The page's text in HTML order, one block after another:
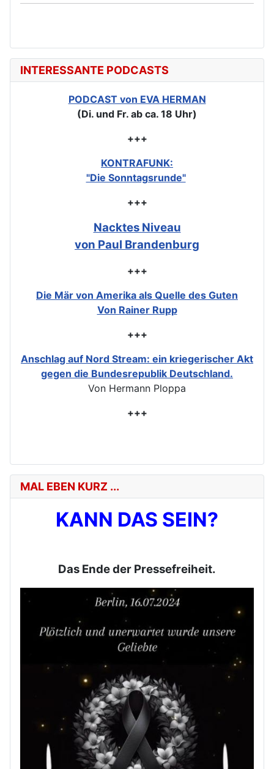
INTERESSANTE PODCASTS
PODCAST von EVA HERMAN
(Di. und Fr. ab ca. 18 Uhr)
+++
KONTRAFUNK:
"Die Sonntagsrunde"
+++
Nacktes Niveau
von Paul Brandenburg
+++
Die Mär von Amerika als Quelle des Guten
Von Rainer Rupp
+++
Anschlag auf Nord Stream: ein kriegerischer Akt
gegen die Bundesrepublik Deutschland.
Von Hermann Ploppa
+++
MAL EBEN KURZ ...
KANN DAS SEIN?
Das Ende der Pressefreiheit.